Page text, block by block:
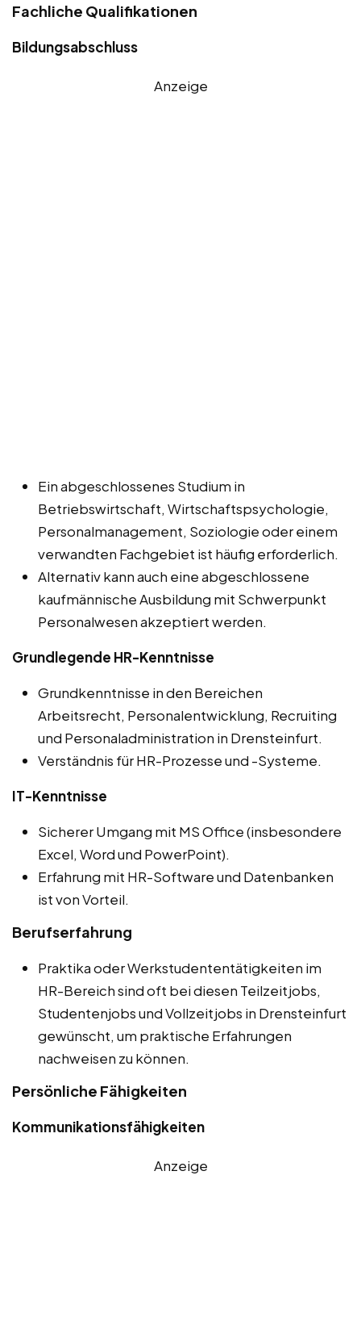
Fachliche Qualifikationen
Bildungsabschluss
Anzeige
Ein abgeschlossenes Studium in
Betriebswirtschaft, Wirtschaftspsychologie,
Personalmanagement, Soziologie oder einem
verwandten Fachgebiet ist häufig erforderlich.
Alternativ kann auch eine abgeschlossene
kaufmännische Ausbildung mit Schwerpunkt
Personalwesen akzeptiert werden.
Grundlegende HR-Kenntnisse
Grundkenntnisse in den Bereichen
Arbeitsrecht, Personalentwicklung, Recruiting
und Personaladministration in Drensteinfurt.
Verständnis für HR-Prozesse und -Systeme.
IT-Kenntnisse
Sicherer Umgang mit MS Office (insbesondere
Excel, Word und PowerPoint).
Erfahrung mit HR-Software und Datenbanken
ist von Vorteil.
Berufserfahrung
Praktika oder Werkstudententätigkeiten im
HR-Bereich sind oft bei diesen Teilzeitjobs,
Studentenjobs und Vollzeitjobs in Drensteinfurt
gewünscht, um praktische Erfahrungen
nachweisen zu können.
Persönliche Fähigkeiten
Kommunikationsfähigkeiten
Anzeige